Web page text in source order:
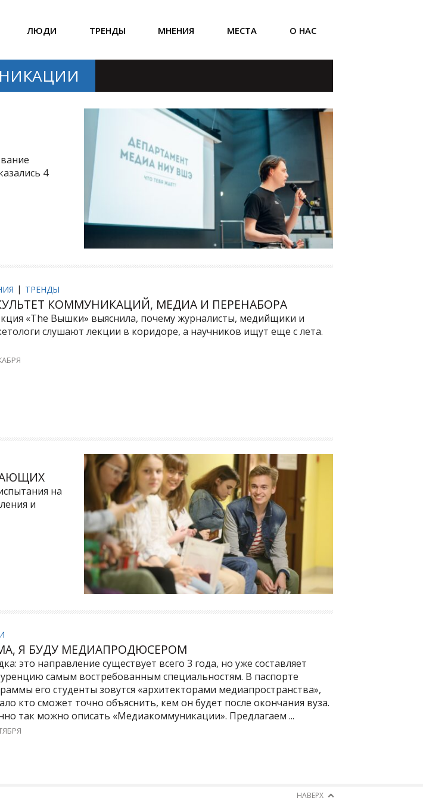
ЛЮДИ ТРЕНДЫ МНЕНИЯ МЕСТА О НАС
4
ТРЕНДЫ
КОММУНИКАЦИЙ, МЕДИА И ПЕРЕНАБОРА
«The Вышки» выяснила, почему журналисты, медийщики и
слушают лекции в коридоре, а научников ищут еще с лета.
на
и
Я БУДУ МЕДИАПРОДЮСЕРОМ
это направление существует всего 3 года, но уже составляет
самым востребованным специальностям. В паспорте
его студенты зовутся «архитекторами медиапространства»,
кто сможет точно объяснить, кем он будет после окончания вуза.
так можно описать «Медиакоммуникации». Предлагаем ...
НАВЕРХ